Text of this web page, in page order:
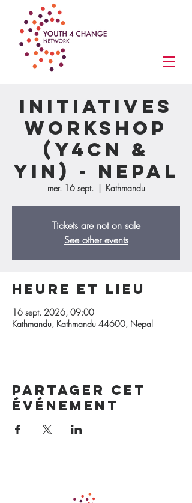
Initiatives
workshop
(Y4CN &
YIN) - Nepal
mer. 16 sept.
  |
Kathmandu
Tickets are not on sale
See other events
Heure et lieu
16 sept. 2026, 09:00
Kathmandu, Kathmandu 44600, Nepal
Partager cet
événement